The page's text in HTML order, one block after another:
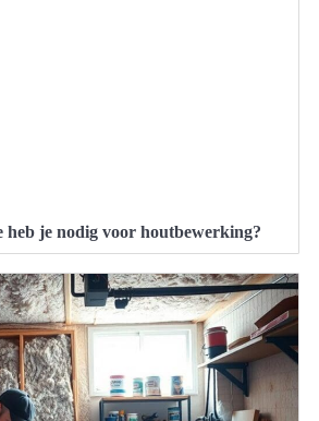
heb je nodig voor houtbewerking?